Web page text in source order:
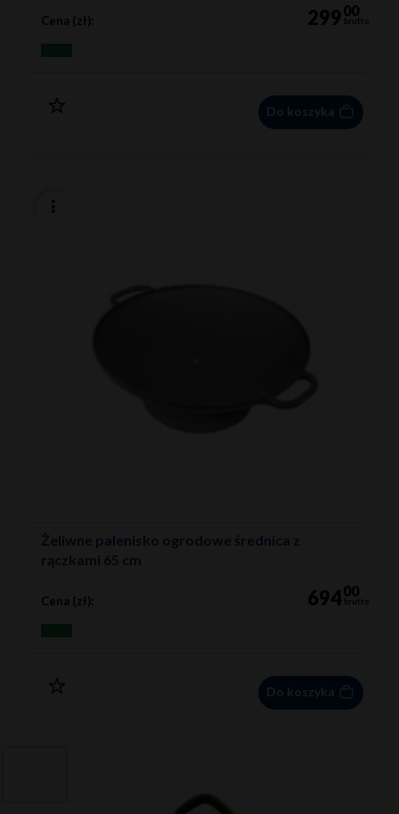
Cena (zł): 29900
brutto
Do koszyka
Żeliwne palenisko ogrodowe średnica z
rączkami 65 cm
Cena (zł): 69400
brutto
Do koszyka